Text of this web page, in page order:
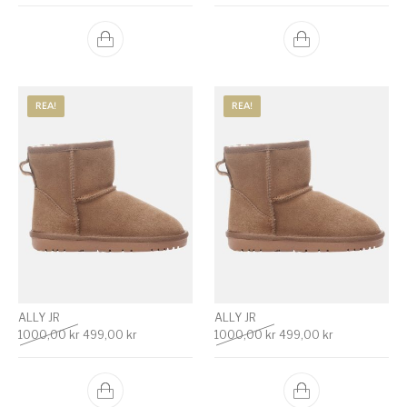
REA!
ALLY JR
1000,00 kr Det ursprungliga priset var: 1000,00 kr.
499,00 krDet nuvarande priset är: 499,00 kr.
REA!
ALLY JR
1000,00 kr Det ursprungliga priset
499,00 krDet